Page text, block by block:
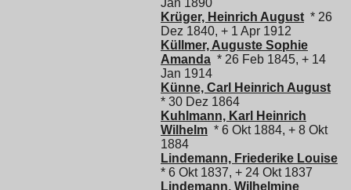
Jan 1890
Krüger, Heinrich August * 26
Dez 1840, + 1 Apr 1912
Küllmer, Auguste Sophie
Amanda * 26 Feb 1845, + 14
Jan 1914
Künne, Carl Heinrich August
* 30 Dez 1864
Kuhlmann, Karl Heinrich
Wilhelm * 6 Okt 1884, + 8 Okt
1884
Lindemann, Friederike Louise
* 6 Okt 1837, + 24 Okt 1837
Lindemann, Wilhelmine